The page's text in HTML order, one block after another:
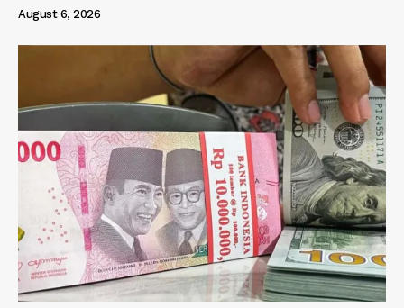
August 6, 2026